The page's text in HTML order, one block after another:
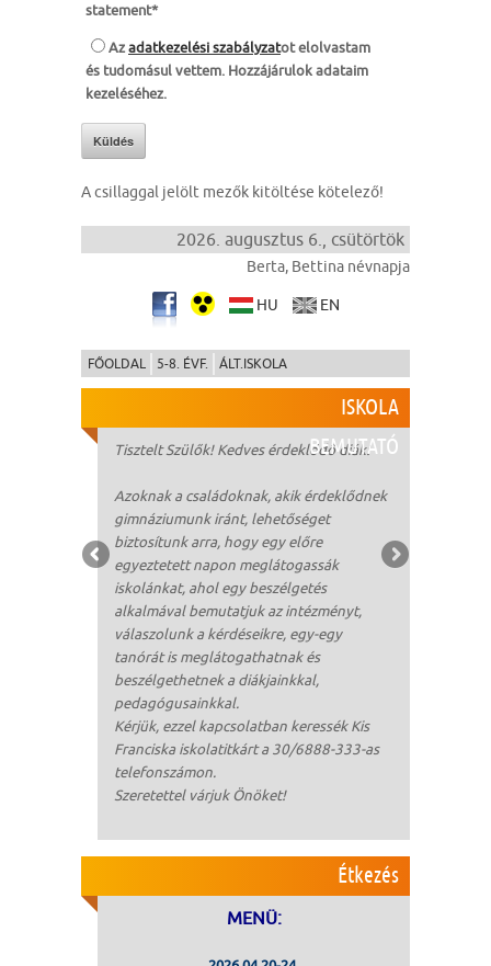
statement*
Azadatkezelési szabályzatot elolvastam
és tudomásul vettem. Hozzájárulok adataim
kezeléséhez.
Küldés
A csillaggal jelölt mezők kitöltése kötelező!
2026. augusztus 6., csütörtök
Berta, Bettina névnapja
HU EN
FŐOLDAL 5-8. ÉVF. ÁLT.ISKOLA
ISKOLA
BEMUTATÓ
Tisztelt Szülők! Kedves érdeklődő diák!
Azoknak a családoknak, akik érdeklődnek
gimnáziumunk iránt, lehetőséget
biztosítunk arra, hogy egy előre
egyeztetett napon meglátogassák
iskolánkat, ahol egy beszélgetés
alkalmával bemutatjuk az intézményt,
válaszolunk a kérdéseikre, egy-egy
tanórát is meglátogathatnak és
beszélgethetnek a diákjainkkal,
pedagógusainkkal.
Kérjük, ezzel kapcsolatban keressék Kis
Franciska iskolatitkárt a 30/6888-333-as
telefonszámon.
Szeretettel várjuk Önöket!
Étkezés
MENÜ: